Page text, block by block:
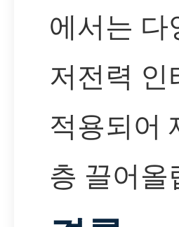
에서는
저전력
적용되어
층 끌어올